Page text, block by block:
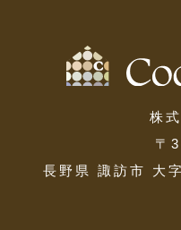
株
〒
長野県 諏訪市 大